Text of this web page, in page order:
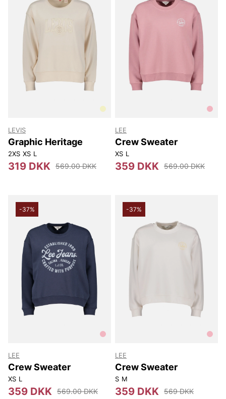
LEVIS
Graphic Heritage
2XS XS L
319 DKK 569.00 DKK
LEE
Crew Sweater
XS L
359 DKK 569.00 DKK
-37%
LEE
Crew Sweater
XS L
359 DKK 569.00 DKK
-37%
LEE
Crew Sweater
S M
359 DKK 569 DKK